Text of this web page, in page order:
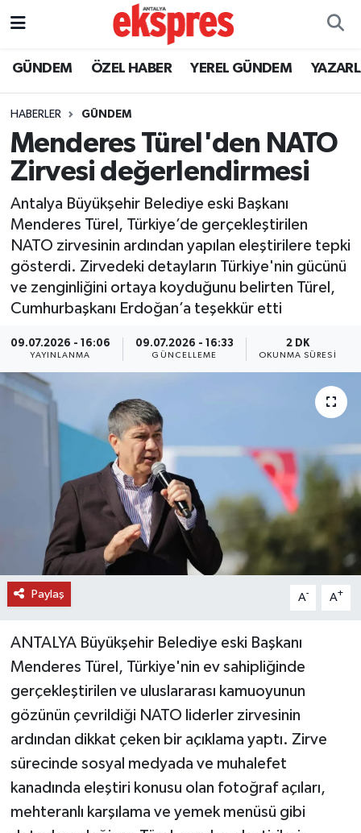
GÜNDEM ÖZEL HABER YEREL GÜNDEM
HABERLER GÜNDEM
Menderes Türel'den NATO
Zirvesi değerlendirmesi
Antalya Büyükşehir Belediye eski Başkanı
Menderes Türel, Türkiye’de gerçekleştirilen
NATO zirvesinin ardından yapılan eleştirilere tepki
gösterdi. Zirvedeki detayların Türkiye'nin gücünü
ve zenginliğini ortaya koyduğunu belirten Türel,
Cumhurbaşkanı Erdoğan’a teşekkür etti
09.07.2026 - 16:06
YAYINLANMA
09.07.2026 - 16:33
GÜNCELLEME
2 DK
OKUNMA SÜRESI
Paylaş A- A+
ANTALYA Büyükşehir Belediye eski Başkanı
Menderes Türel, Türkiye'nin ev sahipliğinde
gerçekleştirilen ve uluslararası kamuoyunun
gözünün çevrildiği NATO liderler zirvesinin
ardından dikkat çeken bir açıklama yaptı. Zirve
sürecinde sosyal medyada ve muhalefet
kanadında eleştiri konusu olan fotoğraf açıları,
mehteranlı karşılama ve yemek menüsü gibi
ÖZEL HABER
YEREL GÜNDEM
EKONOMİ
KÜLTÜR - SANAT
SPOR
SİYASET
SAĞLIK
DÜNYA
EĞİTİM
TURİZM
RÖPORTAJ
VİDEO HABERLER
YAZARLAR
RESMİ İLAN
Nöbetçi Eczaneler
Trafik Durumu
Süper Lig Puan Durumu ve Fikstür
Tüm Manşetler
Son Dakika Haberleri
Haber Arşivi